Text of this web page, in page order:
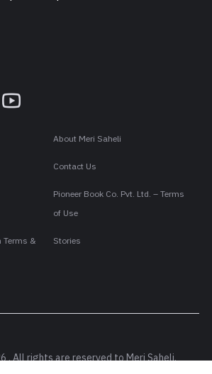
About Meri Saheli
Contact Us
Pioneer Book Co. Pvt. Ltd. – Terms
of Use
Terms &
Stories
. All rights are reserved to Meri Saheli.